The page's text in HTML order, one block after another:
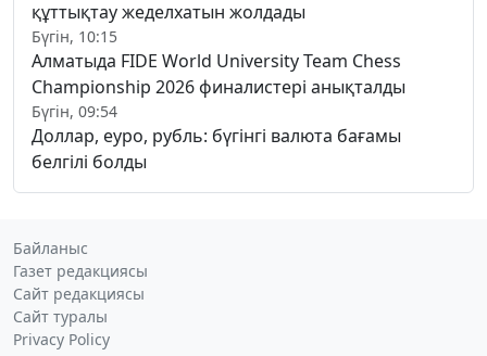
құттықтау жеделхатын жолдады
Бүгін, 10:15
Алматыда FIDE World University Team Chess
Championship 2026 финалистері анықталды
Бүгін, 09:54
Доллар, еуро, рубль: бүгінгі валюта бағамы
белгілі болды
Байланыс
Газет редакциясы
Сайт редакциясы
Сайт туралы
Privacy Policy